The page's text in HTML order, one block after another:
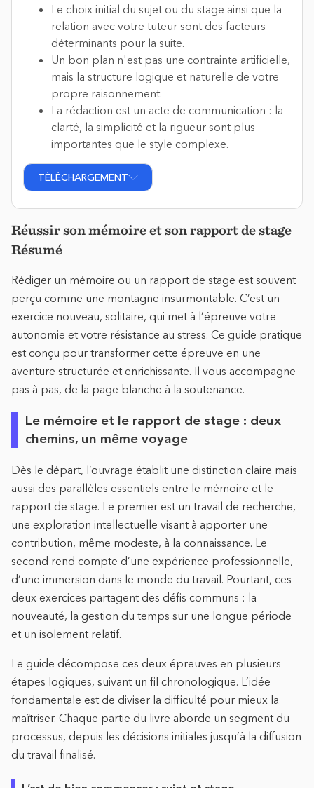
Le choix initial du sujet ou du stage ainsi que la
relation avec votre tuteur sont des facteurs
déterminants pour la suite.
Un bon plan n'est pas une contrainte artificielle,
mais la structure logique et naturelle de votre
propre raisonnement.
La rédaction est un acte de communication : la
clarté, la simplicité et la rigueur sont plus
importantes que le style complexe.
TÉLÉCHARGEMENT
Réussir son mémoire et son rapport de stage
Résumé
Rédiger un mémoire ou un rapport de stage est souvent
perçu comme une montagne insurmontable. C’est un
exercice nouveau, solitaire, qui met à l’épreuve votre
autonomie et votre résistance au stress. Ce guide pratique
est conçu pour transformer cette épreuve en une
aventure structurée et enrichissante. Il vous accompagne
pas à pas, de la page blanche à la soutenance.
Le mémoire et le rapport de stage : deux
chemins, un même voyage
Dès le départ, l’ouvrage établit une distinction claire mais
aussi des parallèles essentiels entre le mémoire et le
rapport de stage. Le premier est un travail de recherche,
une exploration intellectuelle visant à apporter une
contribution, même modeste, à la connaissance. Le
second rend compte d’une expérience professionnelle,
d’une immersion dans le monde du travail. Pourtant, ces
deux exercices partagent des défis communs : la
nouveauté, la gestion du temps sur une longue période
et un isolement relatif.
Le guide décompose ces deux épreuves en plusieurs
étapes logiques, suivant un fil chronologique. L’idée
fondamentale est de diviser la difficulté pour mieux la
maîtriser. Chaque partie du livre aborde un segment du
processus, depuis les décisions initiales jusqu’à la diffusion
du travail finalisé.